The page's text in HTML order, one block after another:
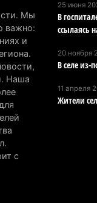
Мы
важно:
и
Наша
с
25 июня
В
ссылаясь
20 ноября
В селе из-
11 апреля
Жители